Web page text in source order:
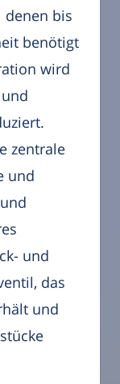
denen bis
benötigt
wird
zentrale
und
und
das
und